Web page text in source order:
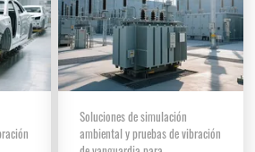
Soluciones de simulación
ambiental y pruebas de vibración